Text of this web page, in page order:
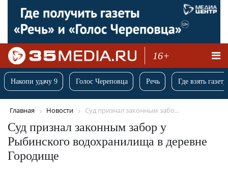
16+
Накопи удачу 9 Голос Череповца Речь Где взять
Главная Новости Суд признал законным забо...
Суд признал законным забор у
Рыбинского водохранилища в деревне
Городище